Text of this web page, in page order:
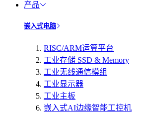
产品
嵌入式电脑
RISC/ARM运算平台
工业存储 SSD & Memory
工业无线通信模组
工业显示器
工业主板
嵌入式AI边缘智能工控机